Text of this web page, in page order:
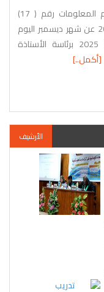
انعقاد مجلس قسم علوم المعلومات رقم ( 17)
للعام الجامعي 2025-2026 عن شهر ديسمبر اليوم
الثلاثاء الموافق 2/ 12/ 2025 برئاسة الأستاذة
[أكمل..]
الأرشيف